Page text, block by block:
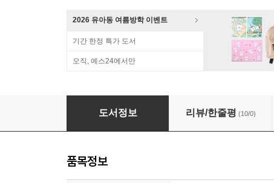
2026 유아동 여름방학 이벤트
기간 한정 특가 도서
오직, 예스24에서만
함께 독서
도서정보 리뷰/한줄평 (10/0)
품목정보